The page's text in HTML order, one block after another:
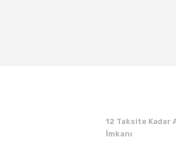
12 Taksite Kadar
İmkanı